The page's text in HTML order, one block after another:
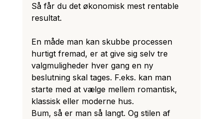
Så får du det økonomisk mest rentable
resultat.
En måde man kan skubbe processen
hurtigt fremad, er at give sig selv tre
valgmuligheder hver gang en ny
beslutning skal tages. F.eks. kan man
starte med at vælge mellem romantisk,
klassisk eller moderne hus.
Bum, så er man så langt. Og stilen af